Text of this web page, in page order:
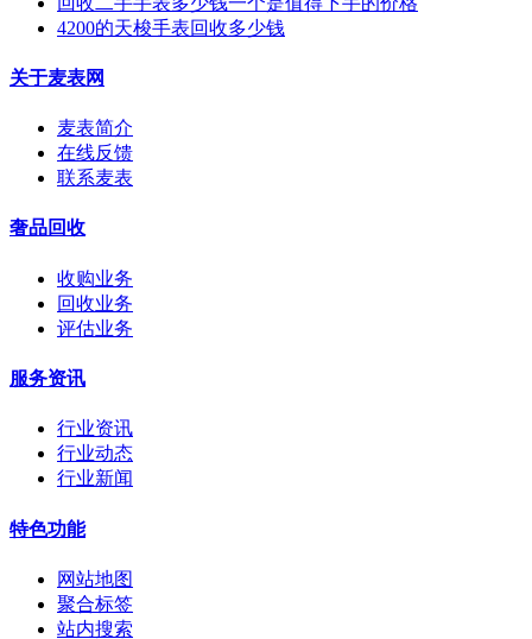
4200的天梭手表回收多少钱
关于麦表网
麦表简介
在线反馈
联系麦表
奢品回收
收购业务
回收业务
评估业务
服务资讯
行业资讯
行业动态
行业新闻
特色功能
网站地图
聚合标签
站内搜索